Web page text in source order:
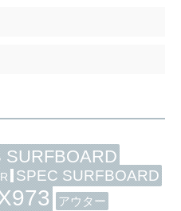
SURFBOARD
SPEC SURFBOARD
アウター